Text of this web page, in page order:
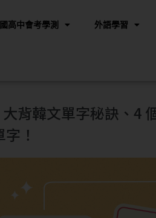
國高中會考學測 外語學習
背韓文單字秘訣、4
！